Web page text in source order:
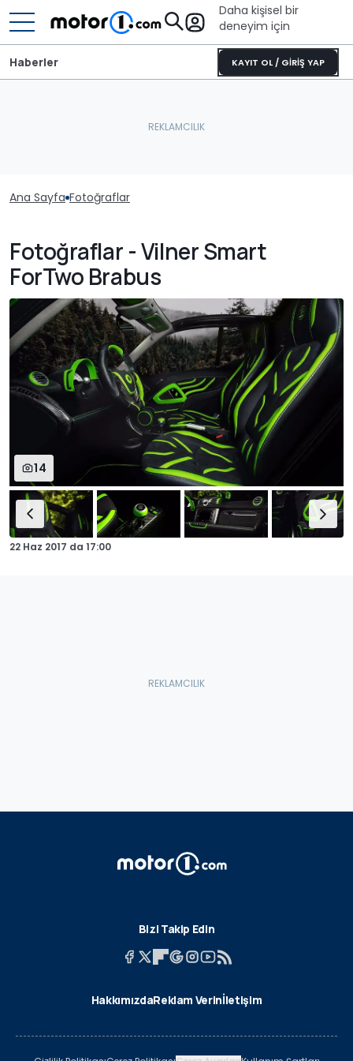
Daha kişisel bir
deneyim için
KAYIT OL / GİRİŞ YAP
Haberler
Ana Sayfa Fotoğraflar
Fotoğraflar - Vilner Smart
ForTwo Brabus
14
22 Haz 2017 da 17:00
Bizi Takip Edin
HakkımızdaReklam Verinİletişim